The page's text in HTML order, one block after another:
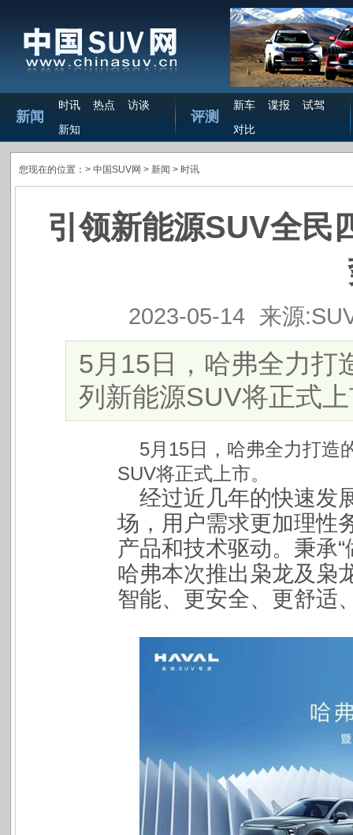
新闻
时讯 热点
访谈
新知
评测
新车 谍报
试驾
对比
您现在的位置：> 中国SUV网 > 新闻 > 时讯
引领新能源SUV全民
2023-05-14 来源
​5月15日，哈弗全力
列新能源SUV将正式
5月15日，哈弗全力打
SUV将正式上市。
经过近几年的快速发
场，用户需求更加理性
产品和技术驱动。秉承
哈弗本次推出枭龙及枭
智能、更安全、更舒适